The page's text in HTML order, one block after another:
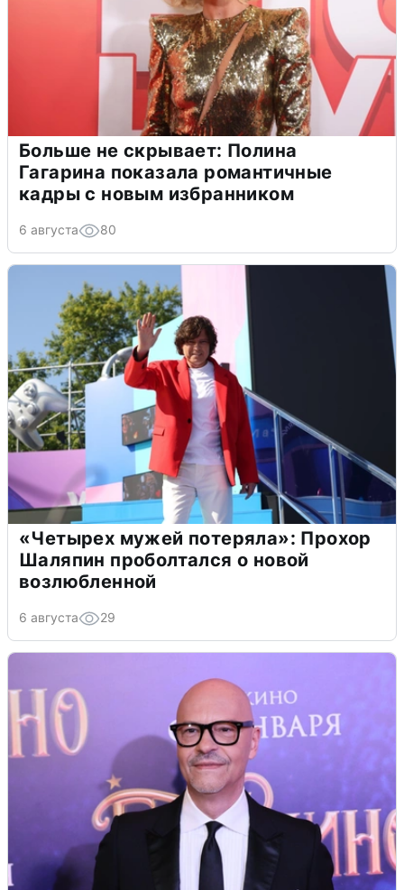
Больше не скрывает: Полина
Гагарина показала романтичные
кадры с новым избранником
6 августа 80
«Четырех мужей потеряла»: Прохор
Шаляпин проболтался о новой
возлюбленной
6 августа 29